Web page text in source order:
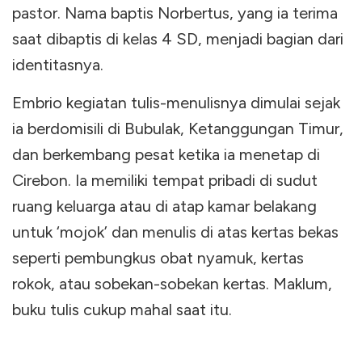
pastor. Nama baptis Norbertus, yang ia terima
saat dibaptis di kelas 4 SD, menjadi bagian dari
identitasnya.
Embrio kegiatan tulis-menulisnya dimulai sejak
ia berdomisili di Bubulak, Ketanggungan Timur,
dan berkembang pesat ketika ia menetap di
Cirebon. Ia memiliki tempat pribadi di sudut
ruang keluarga atau di atap kamar belakang
untuk ‘mojok’ dan menulis di atas kertas bekas
seperti pembungkus obat nyamuk, kertas
rokok, atau sobekan-sobekan kertas. Maklum,
buku tulis cukup mahal saat itu.